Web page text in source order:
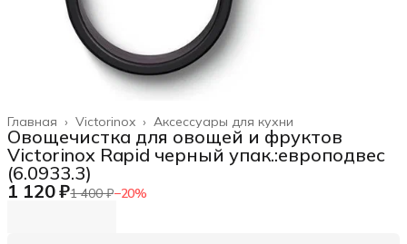
Аксессуары для кухни
Victorinox ›
Главная ›
Овощечистка для овощей и фруктов
Victorinox Rapid черный упак.:европодвес
(6.0933.3)
1 120 ₽1 400 ₽−20%